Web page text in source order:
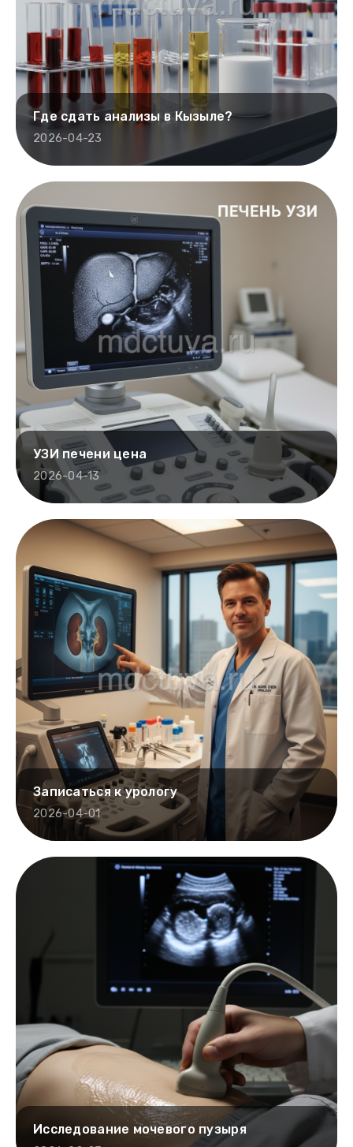
Где сдать анализы в Кызыле?
2026-04-23
УЗИ печени цена
2026-04-13
Записаться к урологу
2026-04-01
Исследование мочевого пузыря